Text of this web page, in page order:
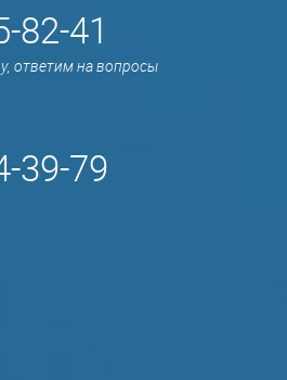
82-41
ответим на вопросы
39-79